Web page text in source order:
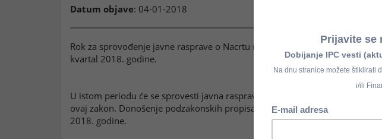
Datum objave: 04-01-2018
Rok za sprovođenje javne rasprave o Nacrtu novog zakona o javnim
kvartal 2018. godine.
U istom periodu će se sprovesti javna rasprave o Nacrtu zakona o javno
ovaj zakon. Donošenje podzakonskih propisa za sprovođenje novog
2018. godine.